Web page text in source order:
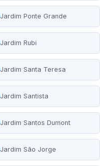
Jardim Ponte Grande
Jardim Rubi
Jardim Santa Teresa
Jardim Santista
Jardim Santos Dumont
Jardim São Jorge